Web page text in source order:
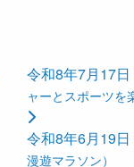
令和8年7月17日
ャーとスポーツを
令和8年6月19日
漫遊マラソン）